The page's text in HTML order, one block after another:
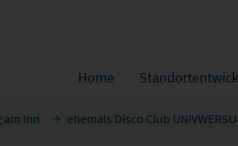
Home
am Inn ehemals Disco Club